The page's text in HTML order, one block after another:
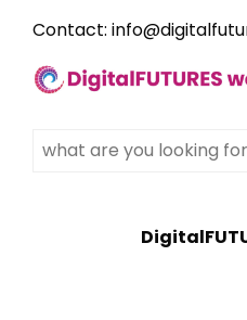
Contact:
Search